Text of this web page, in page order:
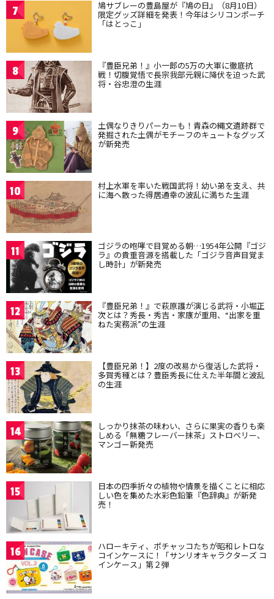
7 鳩サブレーの豊島屋が『鳩の日』（8月10日）
限定グッズ詳細を発表！今年はシリコンポーチ
「はとっこ」
8 『豊臣兄弟！』小一郎の5万の大軍に徹底抗
戦！切腹覚悟で長宗我部元親に降伏を迫った武
将・谷忠澄の生涯
9 土偶なりきりパーカーも！青森の縄文遺跡群で
発掘された土偶がモチーフのキュートなグッズ
が新発売
10 村上水軍を率いた戦国武将！幼い弟を支え、共
に海へ散った得居通幸の波乱に満ちた生涯
11 ゴジラの咆哮で目覚める朝…1954年公開『ゴジ
ラ』の貴重音源を搭載した「ゴジラ音声目覚ま
し時計」が新発売
12 『豊臣兄弟！』で萩原護が演じる武将・小堀正
次とは？秀長・秀吉・家康が重用、“出家を重
ねた実務派”の生涯
13 【豊臣兄弟！】2度の改易から復活した武将・
多賀秀種とは？豊臣秀長に仕えた半年間と波乱
の生涯
14 しっかり抹茶の味わい、さらに果実の香りも楽
しめる「無糖フレーバー抹茶」ストロベリー、
マンゴー新発売
15 日本の四季折々の植物や情景を描くことに相応
しい色を集めた水彩色鉛筆『色辞典』が新発
売！
16 ハローキティ、ポチャッコたちが昭和レトロな
コインケースに！「サンリオキャラクターズ コ
インケース」第２弾